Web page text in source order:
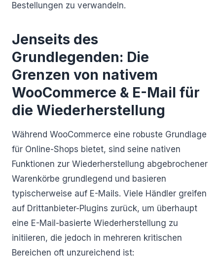
Bestellungen zu verwandeln.
Jenseits des
Grundlegenden: Die
Grenzen von nativem
WooCommerce & E-Mail für
die Wiederherstellung
Während WooCommerce eine robuste Grundlage
für Online-Shops bietet, sind seine nativen
Funktionen zur Wiederherstellung abgebrochener
Warenkörbe grundlegend und basieren
typischerweise auf E-Mails. Viele Händler greifen
auf Drittanbieter-Plugins zurück, um überhaupt
eine E-Mail-basierte Wiederherstellung zu
initiieren, die jedoch in mehreren kritischen
Bereichen oft unzureichend ist: